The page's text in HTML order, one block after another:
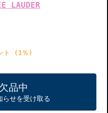
LAUDER
ト (1％)
欠品中
らせを受け取る